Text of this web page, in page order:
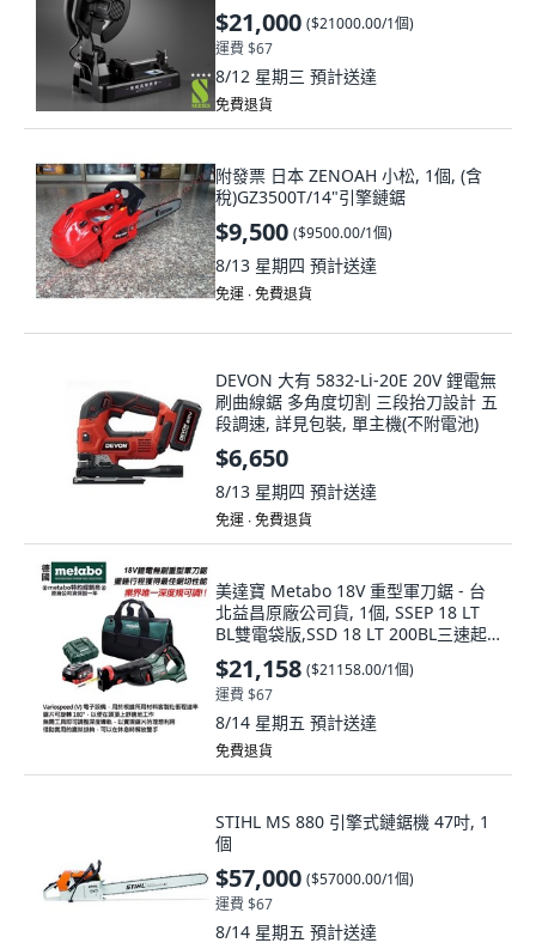
$21,000 ($21000.00/1個)
運費 $67
8/12 星期三 預計送達
免費退貨
附發票 日本 ZENOAH 小松, 1個, (含
稅)GZ3500T/14"引擎鏈鋸
$9,500 ($9500.00/1個)
8/13 星期四 預計送達
免運 ∙ 免費退貨
DEVON 大有 5832-Li-20E 20V 鋰電無
刷曲線鋸 多角度切割 三段抬刀設計 五
段調速, 詳見包裝, 單主機(不附電池)
$6,650
8/13 星期四 預計送達
免運 ∙ 免費退貨
美達寶 Metabo 18V 重型軍刀鋸 - 台
北益昌原廠公司貨, 1個, SSEP 18 LT
BL雙電袋版,SSD 18 LT 200BL三速起
子機
$21,158 ($21158.00/1個)
運費 $67
8/14 星期五 預計送達
免費退貨
STIHL MS 880 引擎式鏈鋸機 47吋, 1
個
$57,000 ($57000.00/1個)
運費 $67
8/14 星期五 預計送達